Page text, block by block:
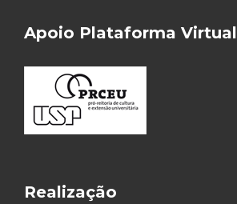
Apoio Plataforma Virtual
Realização